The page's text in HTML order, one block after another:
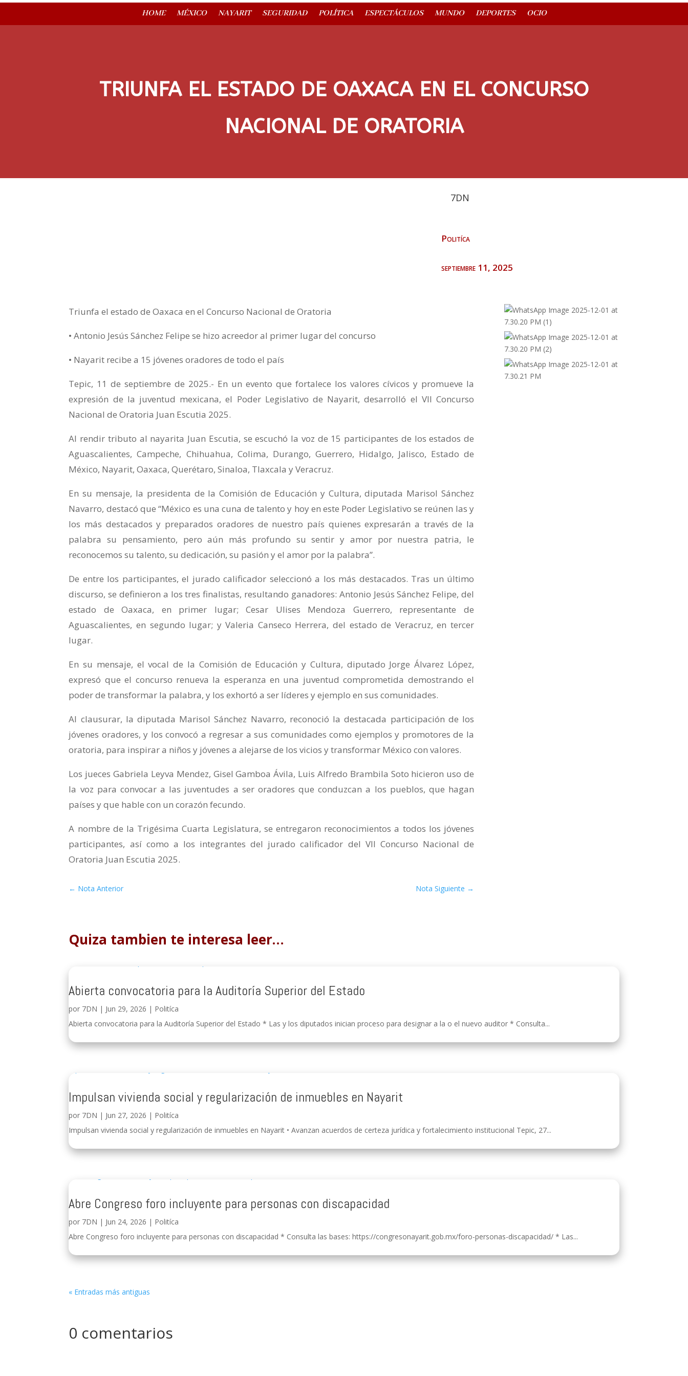
HOME MÉXICO NAYARIT SEGURIDAD POLÍTICA ESPECTÁCULOS MUNDO DEPORTES OCIO
TRIUNFA EL ESTADO DE OAXACA EN EL CONCURSO
NACIONAL DE ORATORIA
7DN
Politíca
septiembre 11, 2025
Triunfa el estado de Oaxaca en el Concurso Nacional de Oratoria
• Antonio Jesús Sánchez Felipe se hizo acreedor al primer lugar del concurso
• Nayarit recibe a 15 jóvenes oradores de todo el país
Tepic, 11 de septiembre de 2025.- En un evento que fortalece los valores cívicos y promueve la
expresión de la juventud mexicana, el Poder Legislativo de Nayarit, desarrolló el VII Concurso
Nacional de Oratoria Juan Escutia 2025.
Al rendir tributo al nayarita Juan Escutia, se escuchó la voz de 15 participantes de los estados de
Aguascalientes, Campeche, Chihuahua, Colima, Durango, Guerrero, Hidalgo, Jalisco, Estado de
México, Nayarit, Oaxaca, Querétaro, Sinaloa, Tlaxcala y Veracruz.
En su mensaje, la presidenta de la Comisión de Educación y Cultura, diputada Marisol Sánchez
Navarro, destacó que “México es una cuna de talento y hoy en este Poder Legislativo se reúnen las y
los más destacados y preparados oradores de nuestro país quienes expresarán a través de la
palabra su pensamiento, pero aún más profundo su sentir y amor por nuestra patria, le
reconocemos su talento, su dedicación, su pasión y el amor por la palabra”.
De entre los participantes, el jurado calificador seleccionó a los más destacados. Tras un último
discurso, se definieron a los tres finalistas, resultando ganadores: Antonio Jesús Sánchez Felipe, del
estado de Oaxaca, en primer lugar; Cesar Ulises Mendoza Guerrero, representante de
Aguascalientes, en segundo lugar; y Valeria Canseco Herrera, del estado de Veracruz, en tercer
lugar.
En su mensaje, el vocal de la Comisión de Educación y Cultura, diputado Jorge Álvarez López,
expresó que el concurso renueva la esperanza en una juventud comprometida demostrando el
poder de transformar la palabra, y los exhortó a ser líderes y ejemplo en sus comunidades.
Al clausurar, la diputada Marisol Sánchez Navarro, reconoció la destacada participación de los
jóvenes oradores, y los convocó a regresar a sus comunidades como ejemplos y promotores de la
oratoria, para inspirar a niños y jóvenes a alejarse de los vicios y transformar México con valores.
Los jueces Gabriela Leyva Mendez, Gisel Gamboa Ávila, Luis Alfredo Brambila Soto hicieron uso de
la voz para convocar a las juventudes a ser oradores que conduzcan a los pueblos, que hagan
países y que hable con un corazón fecundo.
A nombre de la Trigésima Cuarta Legislatura, se entregaron reconocimientos a todos los jóvenes
participantes, así como a los integrantes del jurado calificador del VII Concurso Nacional de
Oratoria Juan Escutia 2025.
← Nota Anterior Nota Siguiente →
Quiza tambien te interesa leer…
Abierta convocatoria para la Auditoría Superior del Estado
por 7DN | Jun 29, 2026 | Politíca
Abierta convocatoria para la Auditoría Superior del Estado * Las y los diputados inician proceso para designar a la o el nuevo auditor * Consulta...
Impulsan vivienda social y regularización de inmuebles en Nayarit
por 7DN | Jun 27, 2026 | Politíca
Impulsan vivienda social y regularización de inmuebles en Nayarit • Avanzan acuerdos de certeza jurídica y fortalecimiento institucional Tepic, 27...
Abre Congreso foro incluyente para personas con discapacidad
por 7DN | Jun 24, 2026 | Politíca
Abre Congreso foro incluyente para personas con discapacidad * Consulta las bases: https://congresonayarit.gob.mx/foro-personas-discapacidad/ * Las...
« Entradas más antiguas
0 comentarios